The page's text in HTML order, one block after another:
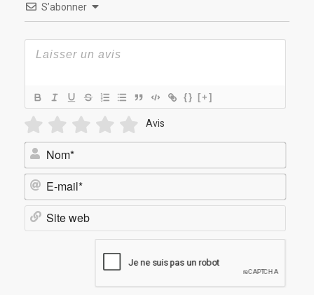
S’abonner
{} [+]
Avis
Nom*
E-